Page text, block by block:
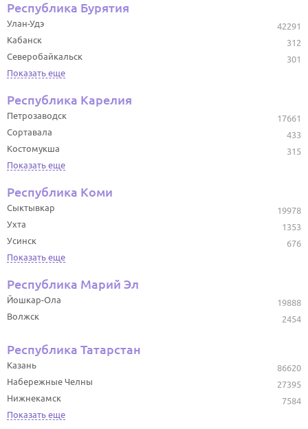
Республика Бурятия
42291
Улан-Удэ
312
Кабанск
301
Северобайкальск
Показать еще
Республика Карелия
17661
Петрозаводск
433
Сортавала
315
Костомукша
Показать еще
Республика Коми
19978
Сыктывкар
1353
Ухта
676
Усинск
Показать еще
Республика Марий Эл
19888
Йошкар-Ола
2454
Волжск
Республика Татарстан
86620
Казань
27395
Набережные Челны
7584
Нижнекамск
Показать еще